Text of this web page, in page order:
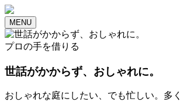
MENU
プロの手を借りる
世話がかからず、おしゃれに。
おしゃれな庭にしたい、でも忙しい。多く